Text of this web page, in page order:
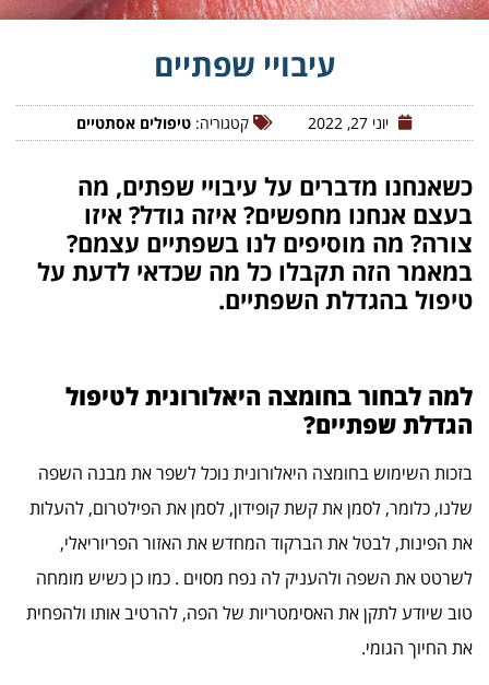
עיבויי שפתיים
יוני 27, 2022 קטגוריה: טיפולים אסתטיים
כשאנחנו מדברים על עיבויי שפתים, מה
בעצם אנחנו מחפשים? איזה גודל? איזו
צורה? מה מוסיפים לנו בשפתיים עצמם?
במאמר הזה תקבלו כל מה שכדאי לדעת על
טיפול בהגדלת השפתיים.
למה לבחור בחומצה היאלורונית לטיפול
הגדלת שפתיים?
בזכות השימוש בחומצה היאלורונית נוכל לשפר את מבנה השפה
שלנו, כלומר, לסמן את קשת קופידון, לסמן את הפילטרום, להעלות
את הפינות, לבטל את הברקוד המחדש את האזור הפריוריאלי,
לשרטט את השפה ולהעניק לה נפח מסוים . כמו כן כשיש מומחה
טוב שיודע לתקן את האסימטריות של הפה, להרטיב אותו ולהפחית
את החיוך הגומי.